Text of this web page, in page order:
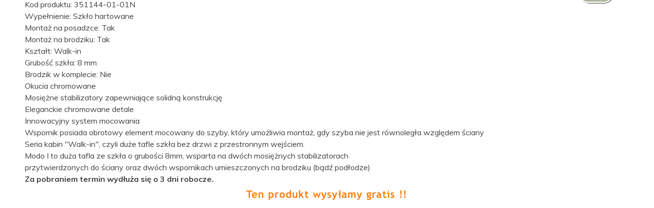
Kod produktu: 351144-01-01N
Wypełnienie: Szkło hartowane
Montaż na posadzce: Tak
Montaż na brodziku: Tak
Kształt: Walk-in
Grubość szkła: 8 mm
Brodzik w komplecie: Nie
Okucia chromowane
Mosiężne stabilizatory zapewniające solidną konstrukcję
Eleganckie chromowane detale
Innowacyjny system mocowania
Wspornik posiada obrotowy element mocowany do szyby, który umożliwia montaż, gdy szyba nie jest równoległa względem ściany
Seria kabin "Walk-in", czyli duże tafle szkła bez drzwi z przestronnym wejściem.
Modo I to duża tafla ze szkła o grubości 8mm, wsparta na dwóch mosiężnych stabilizatorach
przytwierdzonych do ściany oraz dwóch wspornikach umieszczonych na brodziku (bądź podłodze)
Za pobraniem termin wydłuża się o 3 dni robocze.
Warunki i karty gwarancyjne producenta do pobrania:
kabiny, drzwi i parawany
-brodziki
brodziki podpłytkowe i odpływy liniowe